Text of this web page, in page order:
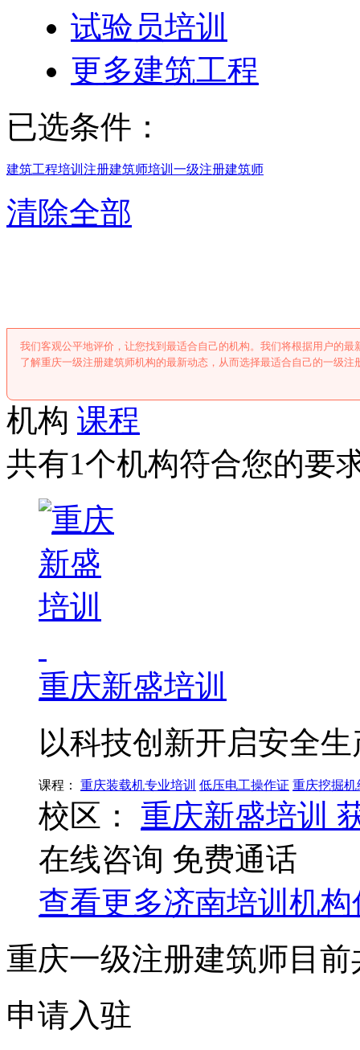
试验员培训
更多建筑工程
已选条件：
建筑工程培训 注册建筑师培训 一级注册建筑师
清除全部
我们客观公平地评价，让您找到最适合自己的机构。我们将根据用户的
了解重庆一级注册建筑师机构的最新动态，从而选择最适合自己的一级注
机构 课程
共有1个机构符合您的要
重庆新盛培训
以科技创新开启安全
课程： 重庆装载机专业培训 低压电工操作证 重庆挖掘机
校区： 重庆新盛培训
在线咨询 免费通话
查看更多济南培训机构
重庆一级注册建筑师目
申请入驻